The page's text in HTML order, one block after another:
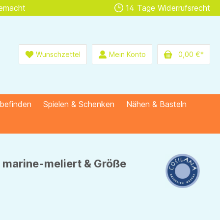
14 Tage Widerrufsrecht
Wunschzettel Mein Konto 0,00 €*
Spielen & Schenken
Nähen & Basteln
meliert & Größe